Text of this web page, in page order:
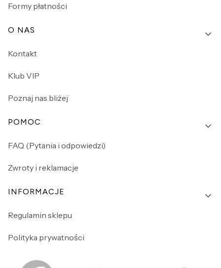
Formy płatności
O NAS
Kontakt
Klub VIP
Poznaj nas bliżej
POMOC
FAQ (Pytania i odpowiedzi)
Zwroty i reklamacje
INFORMACJE
Regulamin sklepu
Polityka prywatności